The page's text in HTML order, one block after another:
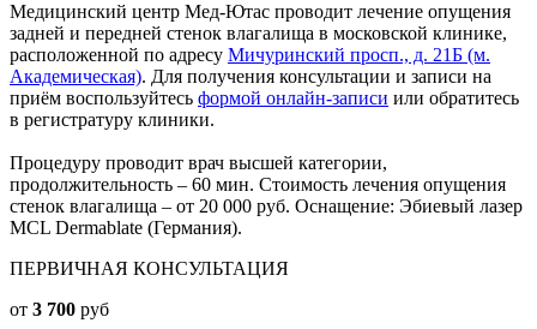
Медицинский центр Мед-Ютас проводит лечение опущения
задней и передней стенок влагалища в московской клинике,
расположенной по адресу Мичуринский просп., д. 21Б (м.
Академическая). Для получения консультации и записи на
приём воспользуйтесь формой онлайн-записи или обратитесь
в регистратуру клиники.
Процедуру проводит врач высшей категории,
продолжительность – 60 мин. Стоимость лечения опущения
стенок влагалища – от 20 000 руб. Оснащение: Эбиевый лазер
МСL Dermablate (Германия).
ПЕРВИЧНАЯ КОНСУЛЬТАЦИЯ
от 3 700 руб